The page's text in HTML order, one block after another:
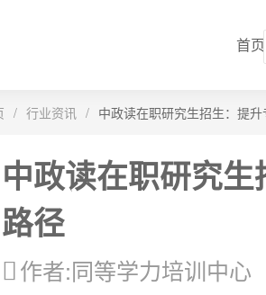
首页
/ 行业资讯 / 中政读在职研究生招生：提
中政读在职研究
路径
作者:同等学力培训中心